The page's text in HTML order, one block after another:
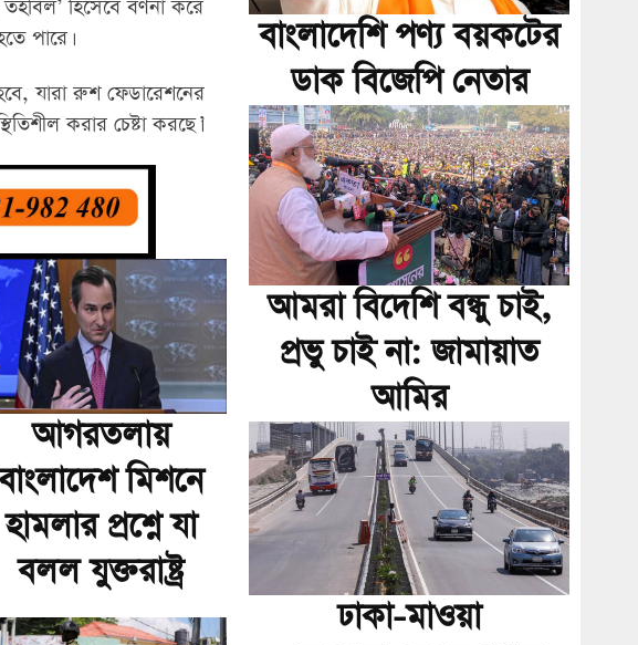
হিসেবে বর্ণনা করে
পারে।
যারা রুশ ফেডারেশনের
করার চেষ্টা করছে।’
আগরতলায়
মিশনে
হামলার প্রশ্নে যা
বলল যুক্তরাষ্ট্র
বাংলাদেশি পণ্য বয়কটের
ডাক বিজেপি নেতার
আমরা বিদেশি বন্ধু চাই,
প্রভু চাই না: জামায়াত
আমির
ঢাকা-মাওয়া